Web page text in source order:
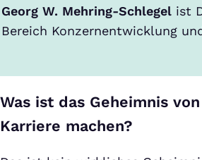
Georg W. Mehring-Schlegel ist
Bereich Konzernentwicklung
Was ist das Geheimnis
Karriere machen?